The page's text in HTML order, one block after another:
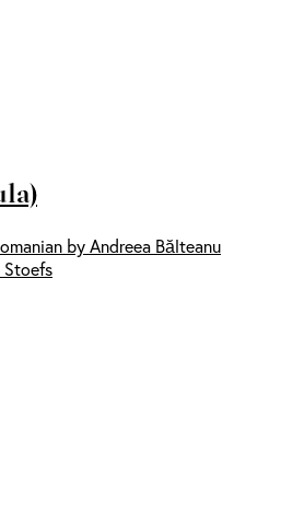
by Andreea Bălteanu